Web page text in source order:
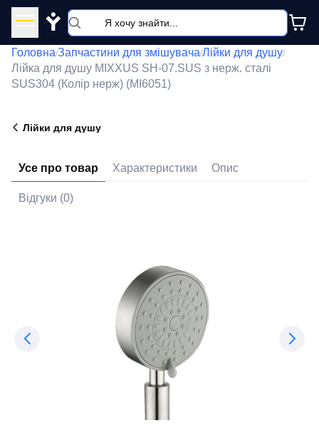
Y
Головна/Запчастини для змішувача/Лійки для душу/
Лійка для душу MIXXUS SH-07.SUS з нерж. сталі
SUS304 (Колір нерж) (MI6051)
Лійки для душу
Усе про товар Характеристики Опис
Відгуки (0)